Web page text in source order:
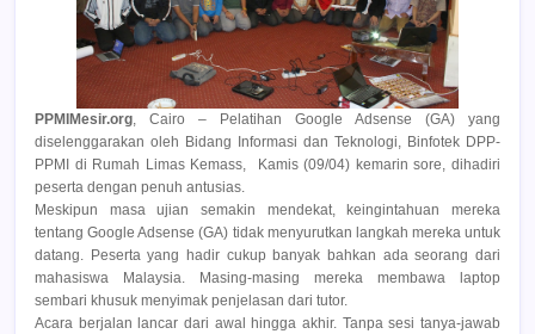
PPMIMesir.org, Cairo – Pelatihan Google Adsense (GA) yang
diselenggarakan oleh Bidang Informasi dan Teknologi, Binfotek DPP-
PPMI di Rumah Limas Kemass, Kamis (09/04) kemarin sore, dihadiri
peserta dengan penuh antusias.
Meskipun masa ujian semakin mendekat, keingintahuan mereka
tentang Google Adsense (GA) tidak menyurutkan langkah mereka untuk
datang. Peserta yang hadir cukup banyak bahkan ada seorang dari
mahasiswa Malaysia. Masing-masing mereka membawa laptop
sembari khusuk menyimak penjelasan dari tutor.
Acara berjalan lancar dari awal hingga akhir. Tanpa sesi tanya-jawab